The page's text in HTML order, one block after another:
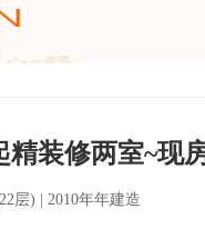
层) | 2010年年建造